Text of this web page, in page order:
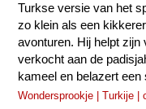
Turkse versie van het
zo klein als een
avonturen. Hij helpt zijn
verkocht aan de
kameel en belazert een
Wondersprookje | Turkije |